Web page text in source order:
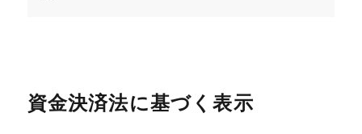
資金決済法に基づく表示